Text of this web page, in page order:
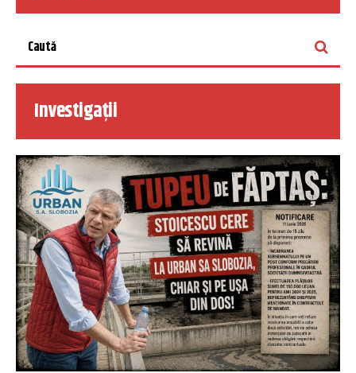
Investigații